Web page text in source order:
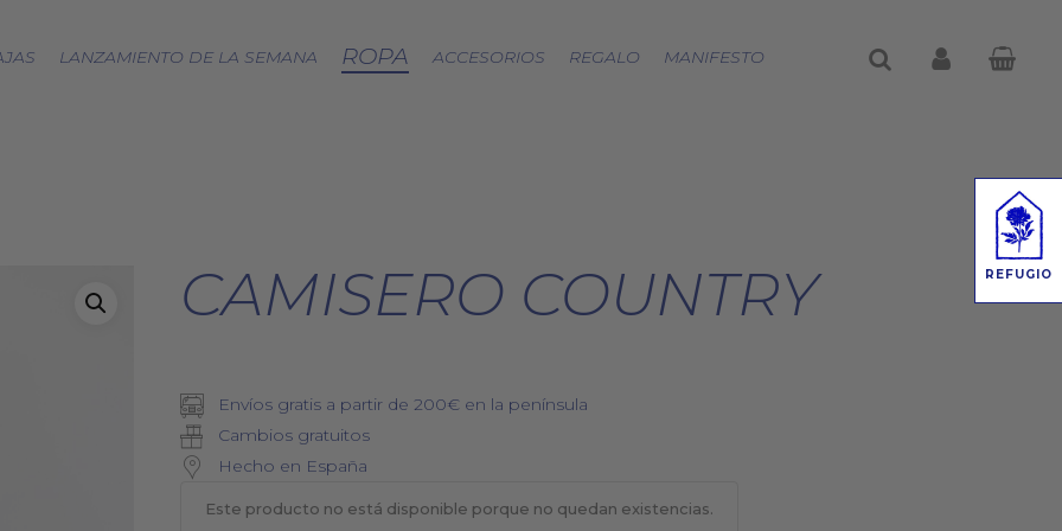
REFUGIO
LANZAMIENTO DE LA SEMANA ROPA
FRESAS SILVESTRES
BJÖRK DRESS
CÁPSULA SOFT
ZERO WASTE
ACCESORIOS REGALO MANIFESTO buscaraccount
CAMISERO COUNTRY
Envíos gratis a partir de 200€ en la península
Cambios gratuitos
Hecho en España
Este producto no está disponible porque no quedan existencias.